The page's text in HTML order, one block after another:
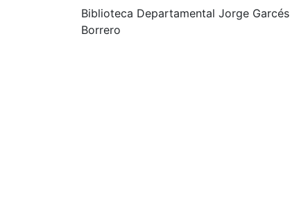
Biblioteca Departamental Jorge Garcés
Borrero